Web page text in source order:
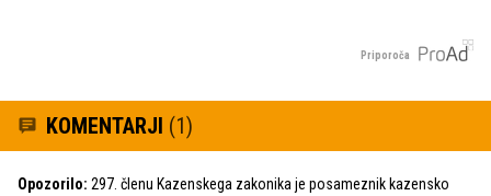
Priporoča
KOMENTARJI (1)
Opozorilo: 297. členu Kazenskega zakonika je posameznik kazensko